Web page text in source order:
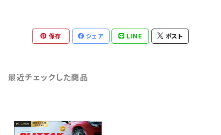
保存 シェア LINE ポスト
最近チェックした商品